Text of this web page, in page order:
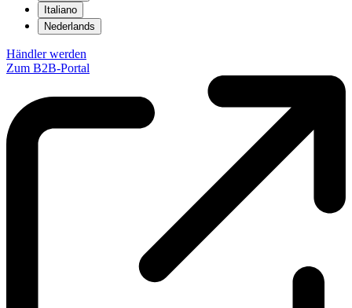
Italiano
Nederlands
Händler werden
Zum B2B-Portal